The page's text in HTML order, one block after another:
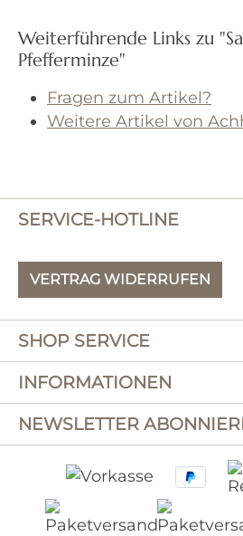
Weiterführende Links zu
Pfefferminze"
Fragen zum Artikel?
Weitere Artikel von
SERVICE-HOTLINE
VERTRAG WIDERRUFEN
SHOP SERVICE
INFORMATIONEN
NEWSLETTER